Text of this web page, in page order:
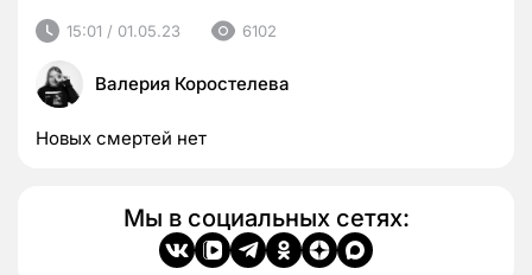
15:01 / 01.05.23 6102
Валерия Коростелева
Новых смертей нет
Мы в социальных сетях: